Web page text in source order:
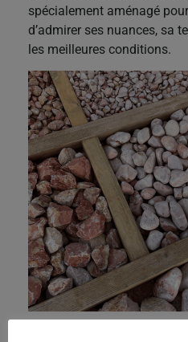
spécialement aménagé
d’admirer ses nuances, sa
les meilleures conditions.